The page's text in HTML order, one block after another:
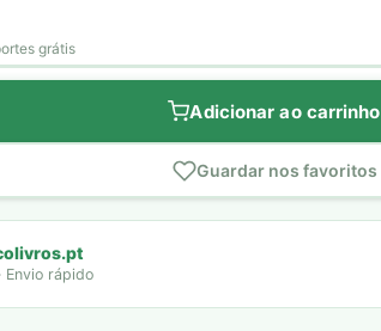
grátis
Adicionar ao carrinho
Guardar nos favoritos
Envio rápido